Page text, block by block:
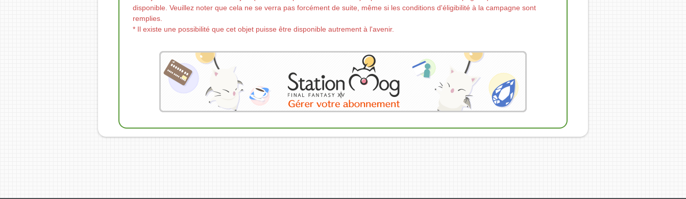
disponible. Veuillez noter que cela ne se verra pas forcément de suite, même si les conditions d'éligibilité à la campagne sont
remplies.
* Il existe une possibilité que cet objet puisse être disponible autrement à l'avenir.